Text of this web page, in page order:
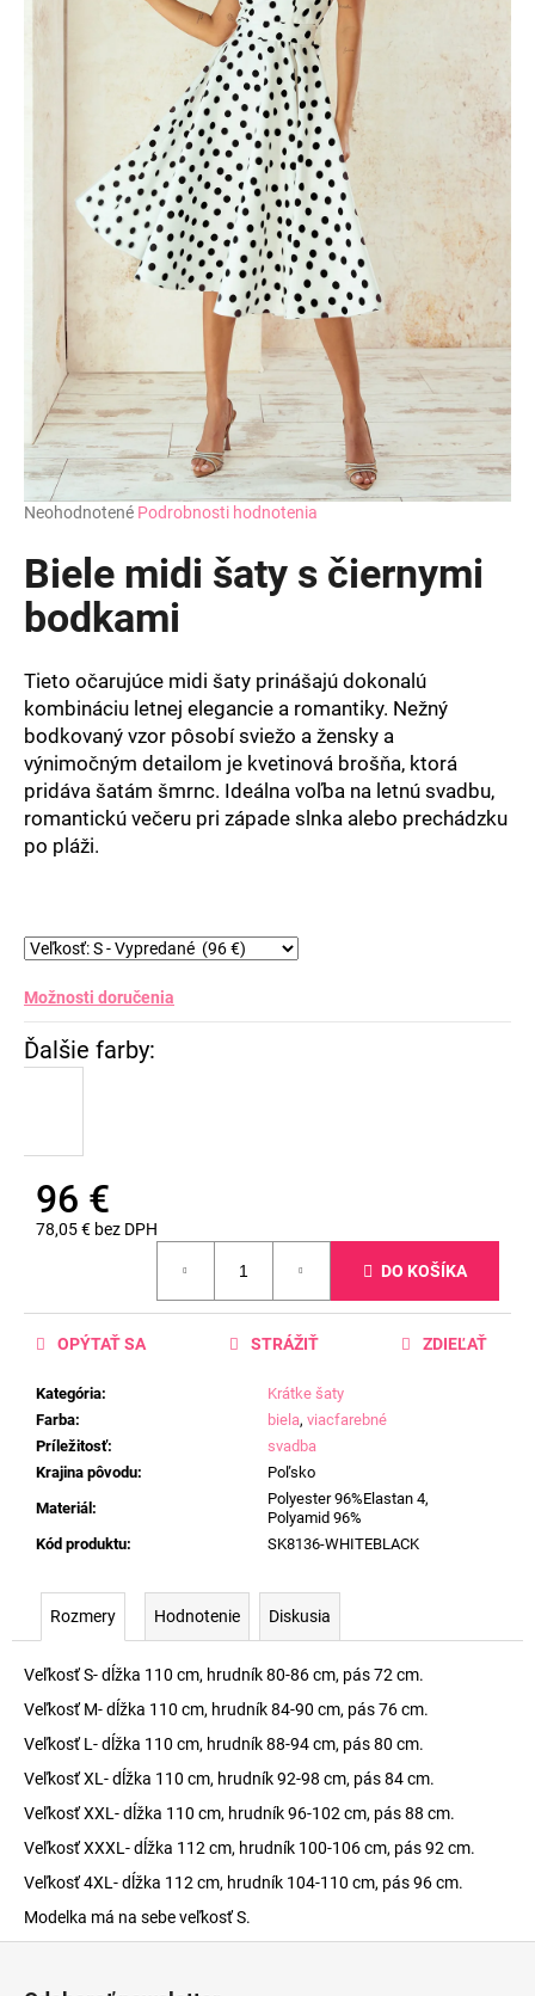
Priemerné
produktu
je
0,0
z
hviezdičiek.
Neohodnotené Podrobnosti hodnotenia
Biele midi šaty s čiernymi
bodkami
Tieto očarujúce midi šaty prinášajú dokonalú
kombináciu letnej elegancie a romantiky. Nežný
bodkovaný vzor pôsobí sviežo a žensky a
výnimočným detailom je kvetinová brošňa, ktorá
pridáva šatám šmrnc. Ideálna voľba na letnú svadbu,
romantickú večeru pri západe slnka alebo prechádzku
po pláži.
Možnosti doručenia
96 €
78,05 € bez DPH
DO KOŠÍKA
Kategória:
Krátke šaty
Farba: biela, viacfarebné
Príležitosť:
svadba
Krajina pôvodu:
Poľsko
Materiál :
Polyester 96%Elastan 4,
Polyamid 96%
Kód produktu: SK8136-WHITEBLACK
OPÝTAŤ SA STRÁŽIŤ ZDIEĽAŤ
Rozmery Hodnotenie Diskusia
Veľkosť S- dĺžka 110 cm, hrudník 80-86 cm, pás 72 cm.
Veľkosť M- dĺžka 110 cm, hrudník 84-90 cm, pás 76 cm.
Veľkosť L- dĺžka 110 cm, hrudník 88-94 cm, pás 80 cm.
Veľkosť XL- dĺžka 110 cm, hrudník 92-98 cm, pás 84 cm.
Veľkosť XXL- dĺžka 110 cm, hrudník 96-102 cm, pás 88 cm.
Veľkosť XXXL- dĺžka 112 cm, hrudník 100-106 cm, pás 92 cm.
Veľkosť 4XL- dĺžka 112 cm, hrudník 104-110 cm, pás 96 cm.
Modelka má na sebe veľkosť S.